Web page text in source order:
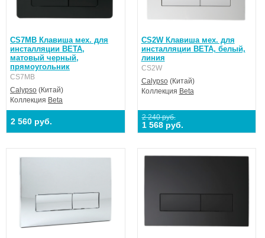
CS7MB Клавиша мех. для
инсталляции BETA,
матовый черный,
прямоугольник
CS7MB
Calypso (Китай)
Коллекция Beta
2 560 руб.
CS2W Клавиша мех. для
инсталляции BETA, белый,
линия
CS2W
Calypso(Китай)
Коллекция Beta
2 240 руб.
1 568 руб.